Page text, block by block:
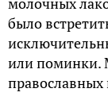
было
или поминки.
православных